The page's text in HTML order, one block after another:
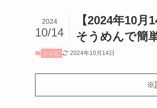
【2024年10
そうめんで簡
2024
10/14
レシピ 2024年10月14日
※